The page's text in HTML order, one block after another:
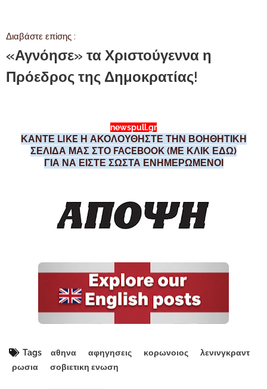
Διαβάστε επίσης :
«Αγνόησε» τα Χριστούγεννα η
Πρόεδρος της Δημοκρατίας!
newspull.gr
ΚΑΝΤΕ LIKE Η ΑΚΟΛΟΥΘΗΣΤΕ ΤΗΝ ΒΟΗΘΗΤΙΚΗ
ΣΕΛΙΔΑ ΜΑΣ ΣΤΟ FACEBOOK (ΜΕ ΚΛΙΚ ΕΔΩ)
ΓΙΑ ΝΑ ΕΙΣΤΕ ΣΩΣΤΑ ΕΝΗΜΕΡΩΜΕΝΟΙ
Tags αθηνα αφηγησεις κορωνοιος
λενινγκραντ
ρωσια
σοβιετικη ενωση